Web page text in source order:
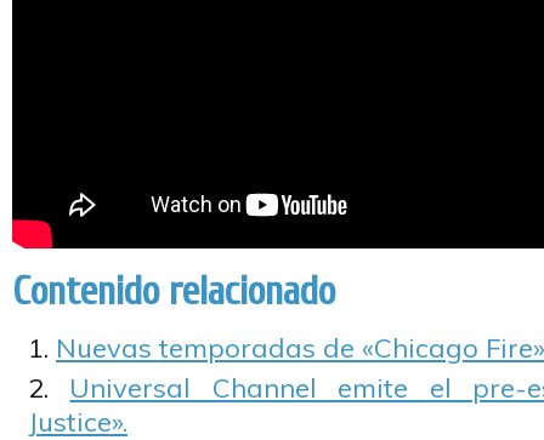
Contenido relacionado
Nuevas temporadas de «Chicago Fire»
Universal Channel emite el pre-
Justice».